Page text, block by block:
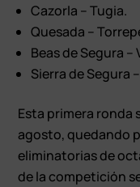
Cazorla – Tugia.
Quesada –
Beas de Segura –
Sierra de Segura
Esta primera ronda
agosto, quedando
eliminatorias de
de la competición